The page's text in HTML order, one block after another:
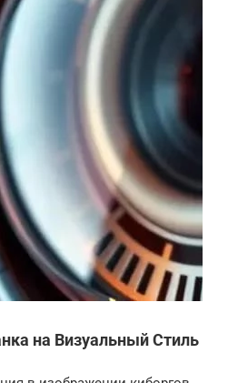
на Визуальный Стиль